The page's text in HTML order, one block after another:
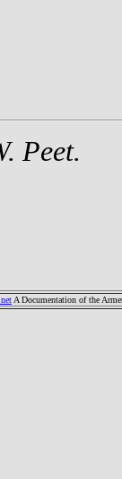
Peet.
A Documentation of the